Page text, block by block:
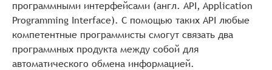
программными интерфейсами (англ. API, Application
Programming Interface). С помощью таких API любые
компетентные программисты смогут связать два
программных продукта между собой для
автоматического обмена информацией.